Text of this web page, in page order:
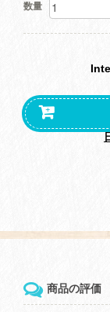
数量
商品の評価